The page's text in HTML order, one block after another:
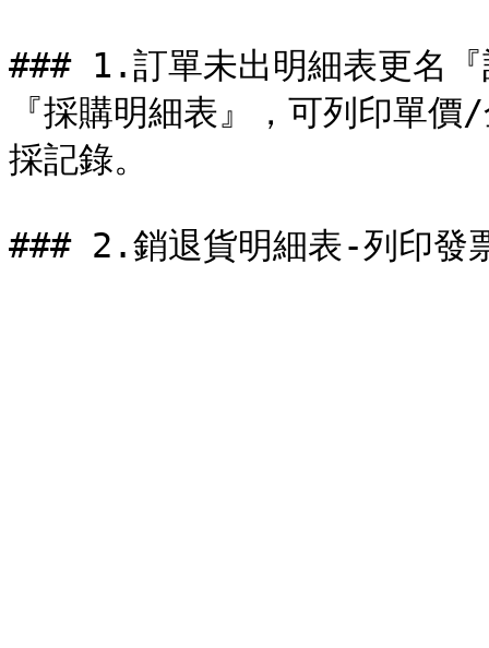
### 1.訂單未出明細表更名
『採購明細表』，可列印單
採記錄。